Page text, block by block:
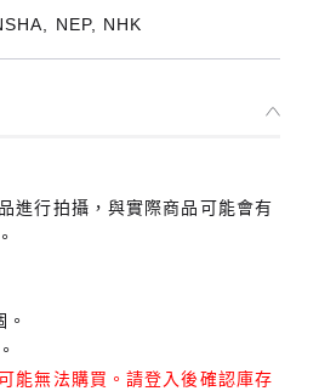
NEP, NHK
進行拍攝，與實際商品可能會有
能無法購買。請登入後確認庫存